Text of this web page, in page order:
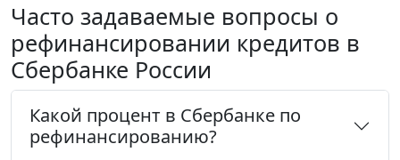
Часто задаваемые вопросы о
рефинансировании кредитов в
Сбербанке России
Какой процент в Сбербанке по
рефинансированию?